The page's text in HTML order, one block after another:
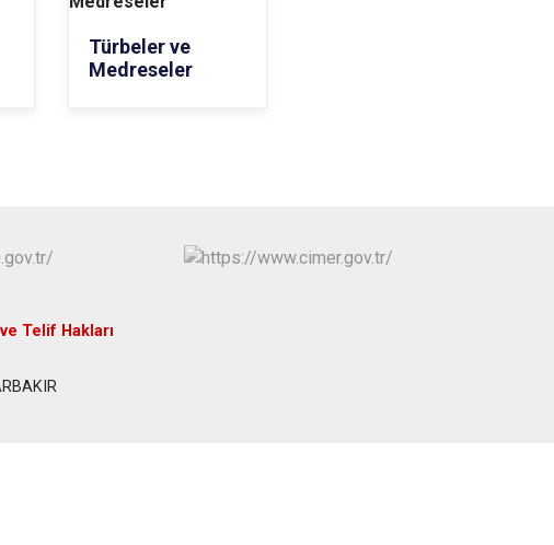
Türbeler ve
Medreseler
Telif Hakları